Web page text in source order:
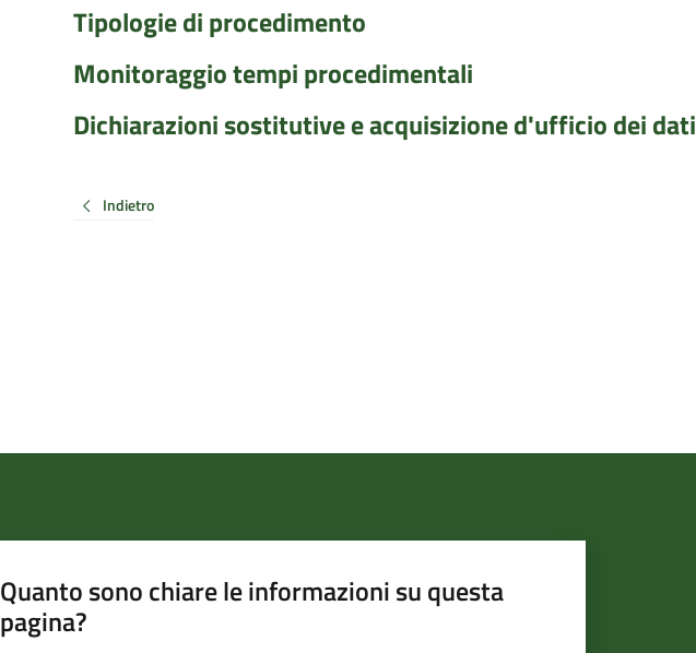
Tipologie di procedimento
Monitoraggio tempi procedimentali
Dichiarazioni sostitutive e acquisizione d'ufficio dei dati
Indietro
Quanto sono chiare le informazioni su questa
pagina?